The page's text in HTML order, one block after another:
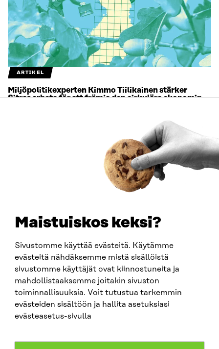
Maistuiskos keksi?
Sivustomme käyttää evästeitä. Käytämme
evästeitä nähdäksemme mistä sisällöistä
sivustomme käyttäjät ovat kiinnostuneita ja
mahdollistaaksemme joitakin sivuston
toiminnallisuuksia. Voit tutustua tarkemmin
evästeiden sisältöön ja hallita asetuksiasi
evästeasetus-sivulla
ARTIKEL
Miljöpolitikexperten Kimmo Tiilikainen stärker
Sitras arbete för att främja den cirkulära ekonomin
Sitra